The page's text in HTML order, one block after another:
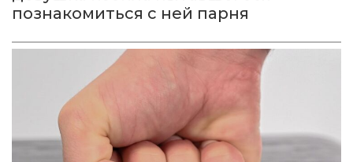
познакомиться с ней парня